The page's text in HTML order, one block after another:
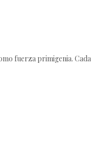
fuerza primigenia.